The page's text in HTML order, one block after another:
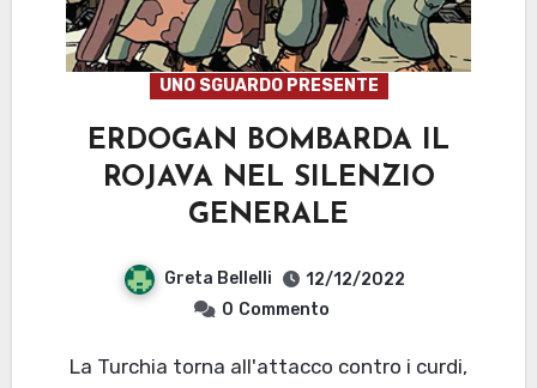
UNO SGUARDO PRESENTE
ERDOGAN BOMBARDA IL
ROJAVA NEL SILENZIO
GENERALE
Greta Bellelli
12/12/2022
0 Commento
La Turchia torna all'attacco contro i curdi,